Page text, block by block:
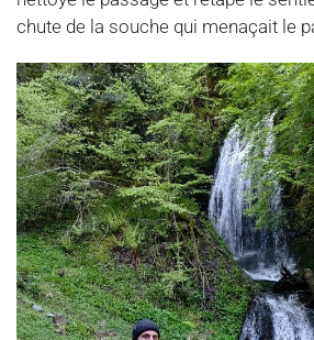
chute de la souche qui menaçait le